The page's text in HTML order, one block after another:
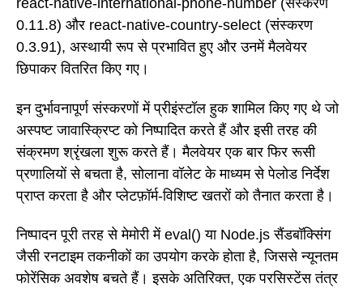
react-native-international-phone-number (संस्करण
0.11.8) और react-native-country-select (संस्करण
0.3.91), अस्थायी रूप से प्रभावित हुए और उनमें मैलवेयर
छिपाकर वितरित किए गए।
इन दुर्भावनापूर्ण संस्करणों में प्रीइंस्टॉल हुक शामिल किए गए थे जो
अस्पष्ट जावास्क्रिप्ट को निष्पादित करते हैं और इसी तरह की
संक्रमण श्रृंखला शुरू करते हैं। मैलवेयर एक बार फिर रूसी
प्रणालियों से बचता है, सोलाना वॉलेट के माध्यम से पेलोड निर्देश
प्राप्त करता है और प्लेटफ़ॉर्म-विशिष्ट खतरों को तैनात करता है।
निष्पादन पूरी तरह से मेमोरी में eval() या Node.js सैंडबॉक्सिंग
जैसी रनटाइम तकनीकों का उपयोग करके होता है, जिससे न्यूनतम
फोरेंसिक अवशेष बचते हैं। इसके अतिरिक्त, एक परसिस्टेंस तंत्र